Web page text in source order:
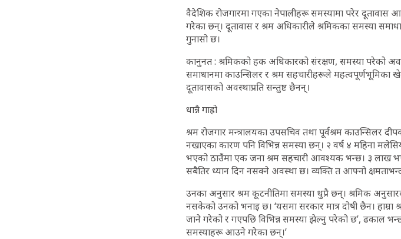
वैदेशिक रोजगारमा गएका नेपालीहरू समस्यामा परेर दूतावास
गरेका छन्। दूतावास र श्रम अधिकारीले श्रमिकका समस्या
गुनासो छ।
कानुनत : श्रमिकको हक अधिकारको संरक्षण, समस्या परेको
समाधानमा काउन्सिलर र श्रम सहचारीहरूले
दूतावासको अवस्थाप्रति सन्तुष्ट छैनन्।
धान्नै गाह्रो
श्रम रोजगार मन्त्रालयका उपसचिव तथा पूर्वश्रम काउन्सिलर
नखाएका कारण पनि विभिन्न समस्या छन्। २ वर्ष ४ महिना
भएको ठाउँमा एक जना श्रम सहचारी आवश्यक भन्छ। ३ लाख
सबैतिर ध्यान दिन नसक्ने अवस्था छ। व्यक्ति त आफ्नो
उनका अनुसार श्रम कूटनीतिमा समस्या थुप्रै छन्। श्रमिक
नसकेको उनको भनाइ छ। ‘यसमा सरकार मात्र दोषी छैन।
जाने गरेको र गएपछि विभिन्न समस्या झेल्नु परेको छ’, ढकाल
समस्याहरू आउने गरेका छन्।’